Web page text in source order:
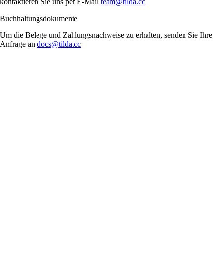
kontaktieren Sie uns per E-Mail team@tilda.cc
Buchhaltungsdokumente
Um die Belege und Zahlungsnachweise zu erhalten, senden Sie Ihre
Anfrage an docs@tilda.cc